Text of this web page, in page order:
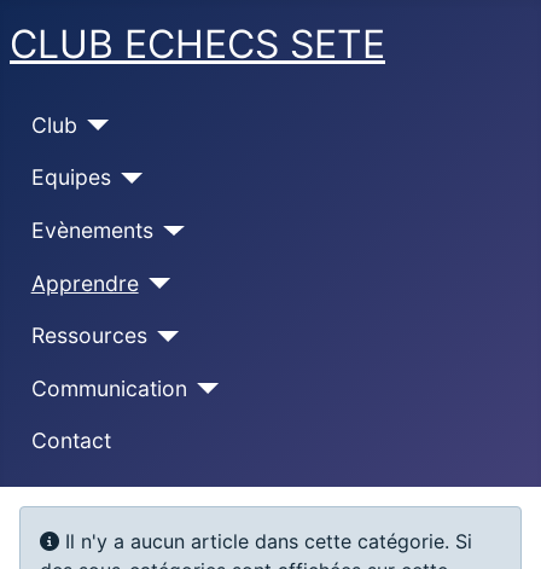
CLUB ECHECS SETE
Club
Equipes
Evènements
Apprendre
Ressources
Communication
Contact
Info
Il n'y a aucun article dans cette catégorie. Si